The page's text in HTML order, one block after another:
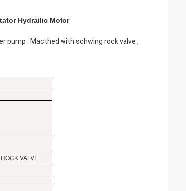
Hydrailic Motor
pump . Macthed with schwing rock valve ,
VALVE